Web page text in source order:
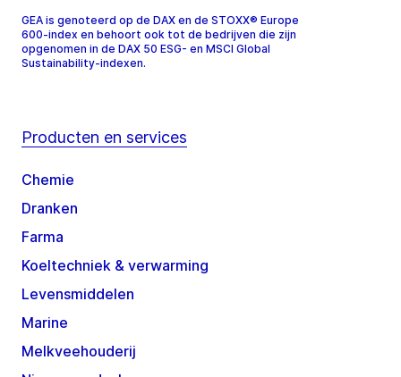
GEA is genoteerd op de DAX en de STOXX® Europe
600-index en behoort ook tot de bedrijven die zijn
opgenomen in de DAX 50 ESG- en MSCI Global
Sustainability-indexen.
Producten en services
Chemie
Dranken
Farma
Koeltechniek & verwarming
Levensmiddelen
Marine
Melkveehouderij